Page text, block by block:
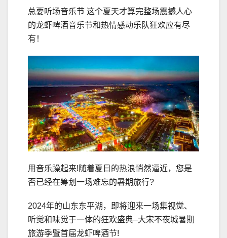
总要听场音乐节 这个夏天才算完整场震撼人心
的龙虾啤酒音乐节和热情感动乐队狂欢应有尽
有！
用音乐躁起来!随着夏日的热浪悄然逼近，您是
否已经在筹划一场难忘的暑期旅行?
2024年的山东东平湖，即将迎来一场集视觉、
听觉和味觉于一体的狂欢盛典–大宋不夜城暑期
旅游季暨首届龙虾啤酒节!